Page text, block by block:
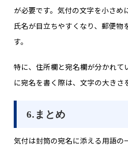
が必要です。気付の文字を小さめ
氏名が目立ちやすくなり、郵便物
す。
特に、住所欄と宛名欄が分かれて
に宛名を書く際は、文字の大きさ
6.まとめ
気付は封筒の宛名に添える用語の